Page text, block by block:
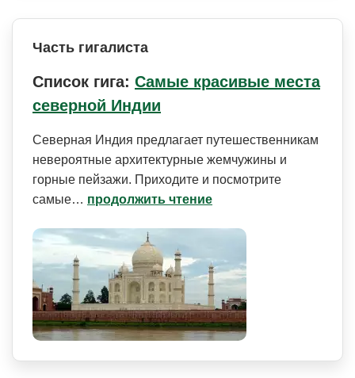
Часть гигалиста
Список гига: Самые красивые места
северной Индии
Северная Индия предлагает путешественникам
невероятные архитектурные жемчужины и
горные пейзажи. Приходите и посмотрите
самые… продолжить чтение